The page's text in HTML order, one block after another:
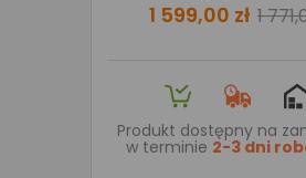
1 599,00 zł 1
Produkt dostępny na
w terminie 2-3 dni